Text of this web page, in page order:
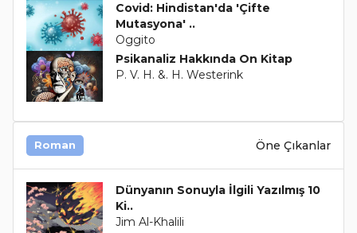
Covid: Hindistan'da 'Çifte
Mutasyona' ..
Oggito
Psikanaliz Hakkında On Kitap
P. V. H. &. H. Westerink
Roman Öne Çıkanlar
Dünyanın Sonuyla İlgili Yazılmış 10
Ki..
Jim Al-Khalili